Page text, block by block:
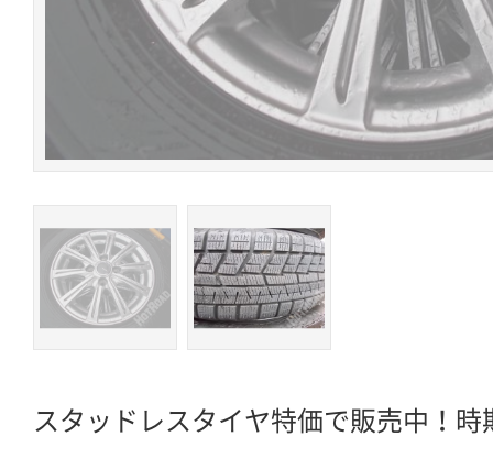
スタッドレスタイヤ特価で販売中！